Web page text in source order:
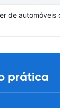
de automóveis
prática